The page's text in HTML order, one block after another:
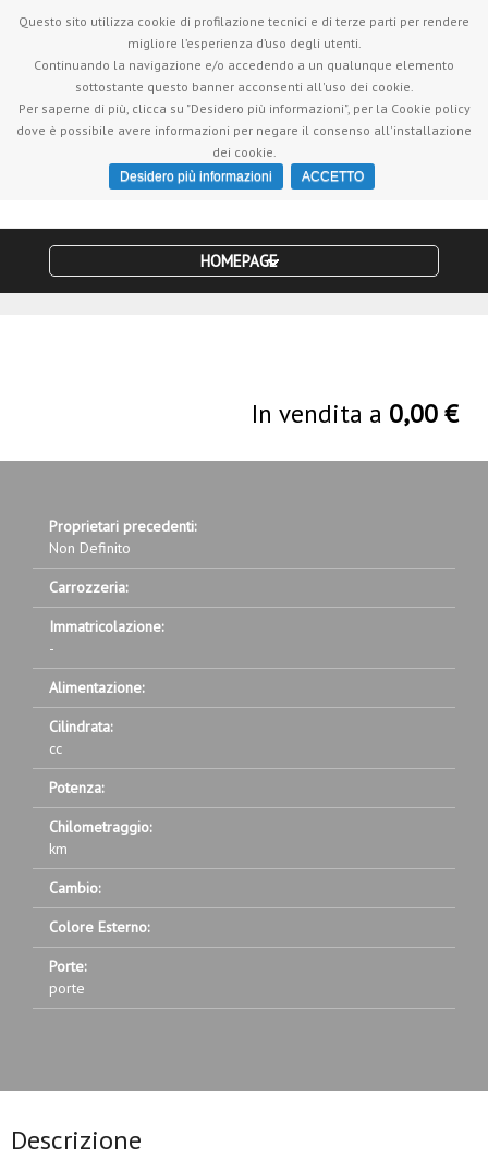
Servizio clienti +390818701532| Vieni a farci visita in Via
Torquato Tasso, 15 - 80054 Gragnano (NA)
HOMEPAGE
In vendita a 0,00 €
Proprietari precedenti:
Non Definito
Carrozzeria:
Immatricolazione:
-
Alimentazione:
Cilindrata:
cc
Potenza:
Chilometraggio:
km
Cambio:
Colore Esterno:
Porte:
porte
Descrizione
Questo sito utilizza cookie di profilazione tecnici e di terze parti per rendere
migliore l’esperienza d’uso degli utenti.
Continuando la navigazione e/o accedendo a un qualunque elemento
sottostante questo banner acconsenti all'uso dei cookie.
Per saperne di più, clicca su "Desidero più informazioni", per la Cookie policy
dove è possibile avere informazioni per negare il consenso all'installazione
dei cookie.
Desidero più informazioni ACCETTO